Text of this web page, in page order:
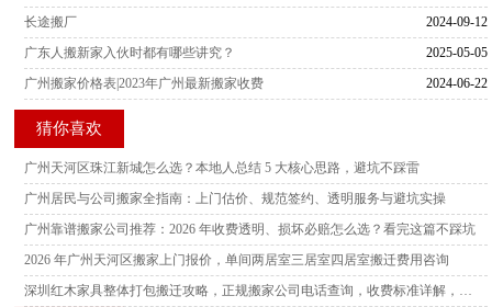
2024-09-12
长途搬厂
2025-05-05
广东人搬新家入伙时都有哪些讲究？
2024-06-22
广州搬家价格表|2023年广州最新搬家收费
猜你喜欢
广州天河区珠江新城怎么选？本地人总结 5 大核心思路，避坑不踩雷
广州居民与公司搬家全指南：上门估价、规范签约、透明服务与避坑实操
广州靠谱搬家公司推荐：2026 年收费透明、损坏必赔怎么选？看完这篇不踩坑
2026 年广州天河区搬家上门报价，单间两居室三居室四居室搬迁费用咨询